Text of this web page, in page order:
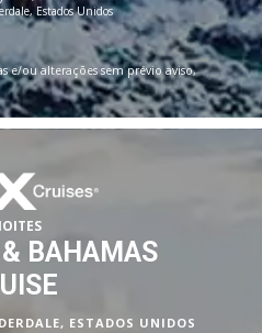
Estados Unidos
e/ou alterações sem prévio aviso,
& BAHAMAS
ESTADOS UNIDOS